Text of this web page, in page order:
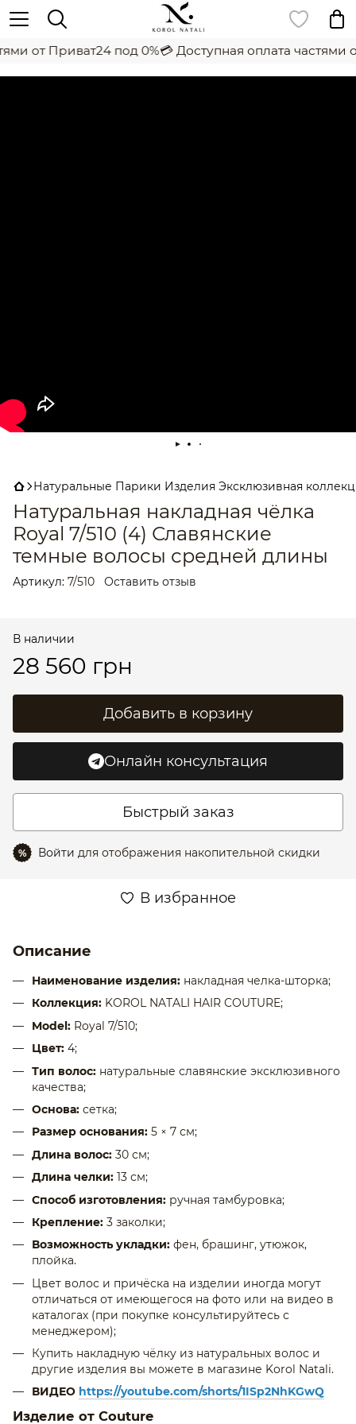
от Приват24 под 0%💳 Доступная оплата частями
Натуральные Парики Изделия Эксклюзивная
Натуральная накладная чёлка
Royal 7/510 (4) Славянские
темные волосы средней длины
Артикул: 7/510 Оставить отзыв
В наличии
28 560 грн
Добавить в корзину
Онлайн консультация
Быстрый заказ
% Войти для отображения накопительной скидки
В избранное
Описание
Наименование изделия: накладная челка-шторка;
Коллекция: KOROL NATALI HAIR COUTURE;
Model: Royal 7/510;
Цвет: 4;
Тип волос: натуральные славянские эксклюзивного
качества;
Основа: сетка;
Размер основания: 5 × 7 см;
Длина волос: 30 см;
Длина челки: 13 см;
Способ изготовления: ручная тамбуровка;
Крепление: 3 заколки;
Возможность укладки: фен, брашинг, утюжок,
плойка.
Цвет волос и причёска на изделии иногда могут
отличаться от имеющегося на фото или на видео в
каталогах (при покупке консультируйтесь с
менеджером);
Купить накладную чёлку из натуральных волос и
другие изделия вы можете в магазине Korol Natali.
ВИДЕО https://youtube.com/shorts/1ISp2NhKGwQ
Изделие от Couture